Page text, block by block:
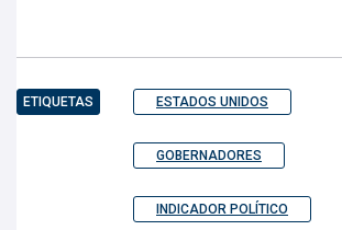
ETIQUETAS ESTADOS UNIDOS
GOBERNADORES
INDICADOR POLÍTICO